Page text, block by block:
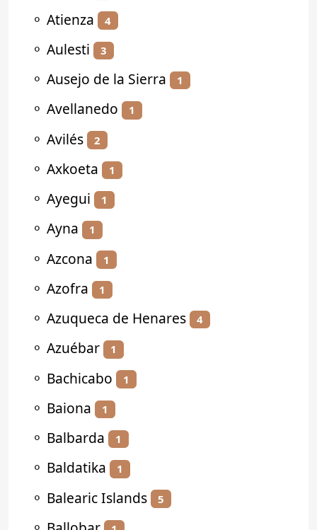
⚬ Atienza 4
⚬ Aulesti 3
⚬ Ausejo de la Sierra 1
⚬ Avellanedo 1
⚬ Avilés 2
⚬ Axkoeta 1
⚬ Ayegui 1
⚬ Ayna 1
⚬ Azcona 1
⚬ Azofra 1
⚬ Azuqueca de Henares 4
⚬ Azuébar 1
⚬ Bachicabo 1
⚬ Baiona 1
⚬ Balbarda 1
⚬ Baldatika 1
⚬ Balearic Islands 5